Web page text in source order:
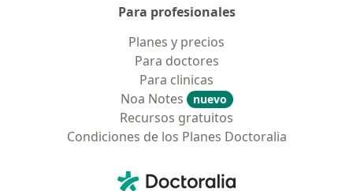
Para profesionales
Planes y precios
Para doctores
Para clinicas
Noa Notes
nuevo
Recursos gratuitos
Condiciones de los Planes Doctoralia
Doctoralia - Página de inicio